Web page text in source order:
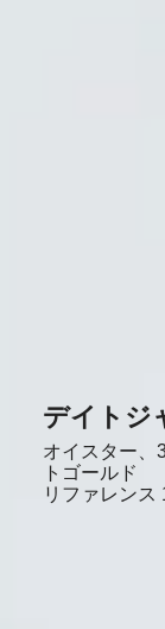
デイトジ
オイスター、
トゴールド
リファレンス